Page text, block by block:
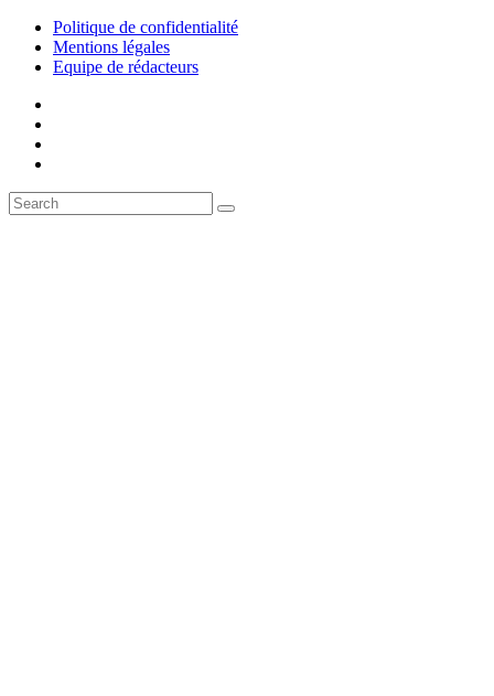
Politique de confidentialité
Mentions légales
Equipe de rédacteurs